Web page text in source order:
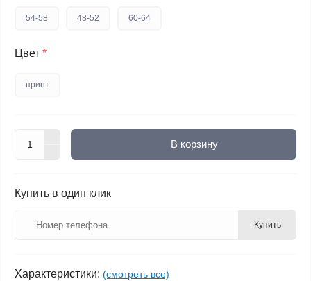
54-58 48-52 60-64
Цвет *
принт
В корзину
Купить в один клик
Купить
Характеристики: (смотреть все)